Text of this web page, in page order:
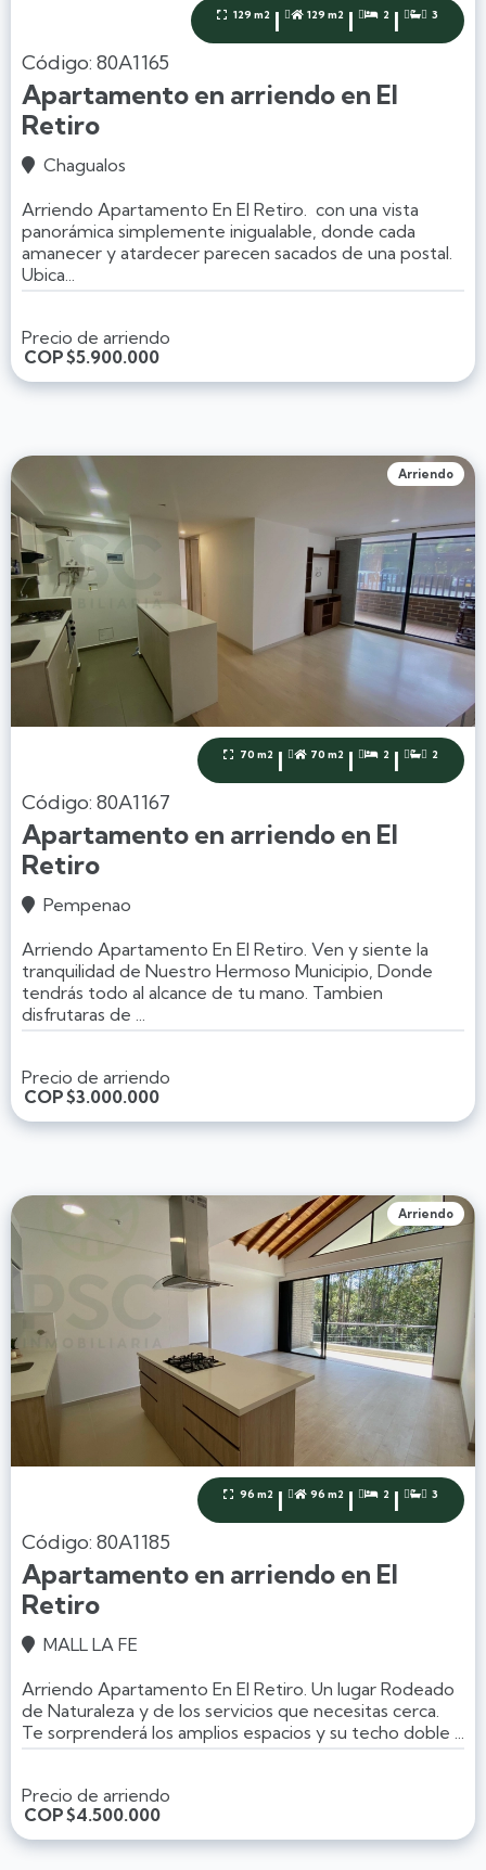
 129 m2 |  129 m2 |  2 |  3
Código: 80A1165
Apartamento en arriendo en El
Retiro
 Chagualos
Arriendo Apartamento En El Retiro. con una vista
panorámica simplemente inigualable, donde cada
amanecer y atardecer parecen sacados de una postal.
Ubica...
Precio de arriendo
COP$5.900.000
Arriendo
 70 m2 |  70 m2 |  2 |  2
Código: 80A1167
Apartamento en arriendo en El
Retiro
 Pempenao
Arriendo Apartamento En El Retiro. Ven y siente la
tranquilidad de Nuestro Hermoso Municipio, Donde
tendrás todo al alcance de tu mano. Tambien
disfrutaras de ...
Precio de arriendo
COP$3.000.000
Arriendo
 96 m2 |  96 m2 |  2 |  3
Código: 80A1185
Apartamento en arriendo en El
Retiro
 MALL LA FE
Arriendo Apartamento En El Retiro. Un lugar Rodeado
de Naturaleza y de los servicios que necesitas cerca.
Te sorprenderá los amplios espacios y su techo doble ...
Precio de arriendo
COP$4.500.000